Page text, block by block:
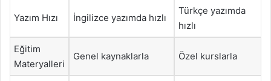
Yazım Hızı İngilizce yazımda hızlı
Türkçe yazımda
hızlı
Eğitim
Materyalleri
Genel kaynaklarla Özel kurslarla